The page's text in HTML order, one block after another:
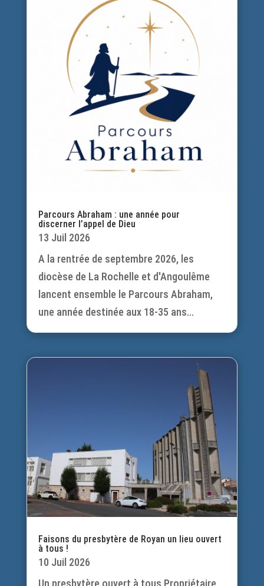
Parcours Abraham : une année pour
discerner l’appel de Dieu
13 Juil 2026
A la rentrée de septembre 2026, les
diocèse de La Rochelle et d'Angoulême
lancent ensemble le Parcours Abraham,
une année destinée aux 18-35 ans...
Faisons du presbytère de Royan un lieu ouvert
à tous !
10 Juil 2026
Un presbytère ouvert à tous Propriétaire